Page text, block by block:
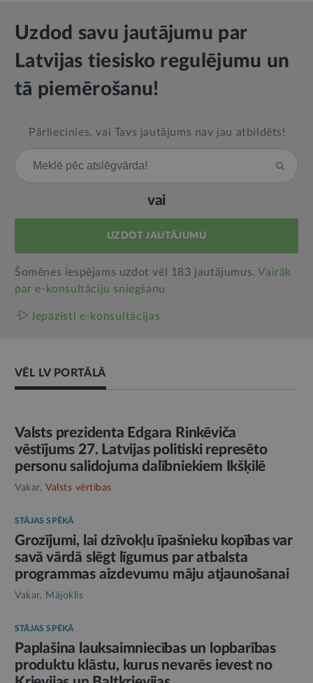
Uzdod savu jautājumu par
Latvijas tiesisko regulējumu un
tā piemērošanu!
Pārliecinies, vai Tavs jautājums nav jau atbildēts!
vai
UZDOT JAUTĀJUMU
Šomēnes iespējams uzdot vēl 183 jautājumus.Vairāk
par e‑konsultāciju sniegšanu
Iepazīsti e-konsultācijas
VĒL LV PORTĀLĀ
AMATPERSONAS RUNA
Valsts prezidenta Edgara Rinkēviča
vēstījums 27. Latvijas politiski represēto
personu salidojuma dalībniekiem Ikšķilē
Vakar, Valsts vērtības
STĀJAS SPĒKĀ
Grozījumi, lai dzīvokļu īpašnieku kopības var
savā vārdā slēgt līgumus par atbalsta
programmas aizdevumu māju atjaunošanai
Vakar, Mājoklis
STĀJAS SPĒKĀ
Paplašina lauksaimniecības un lopbarības
produktu klāstu, kurus nevarēs ievest no